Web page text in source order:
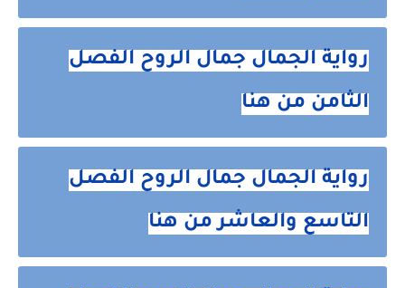
رواية الجمال جمال الروح الفصل
الثامن من هنا
رواية الجمال جمال الروح الفصل
التاسع والعاشر من هنا